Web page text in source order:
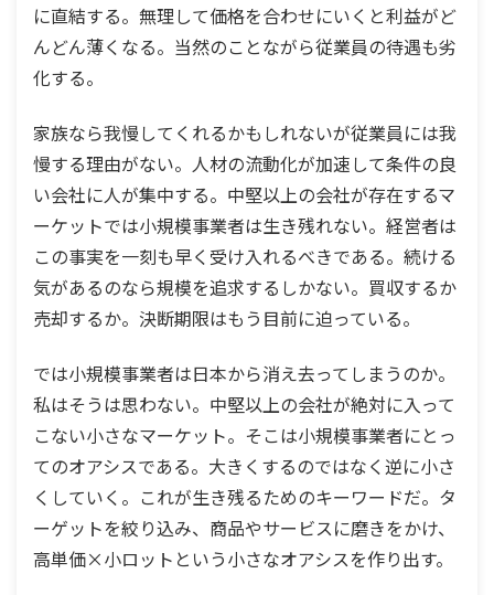
に直結する。無理して価格を合わせにいくと利益がど
んどん薄くなる。当然のことながら従業員の待遇も劣
化する。
家族なら我慢してくれるかもしれないが従業員には我
慢する理由がない。人材の流動化が加速して条件の良
い会社に人が集中する。中堅以上の会社が存在するマ
ーケットでは小規模事業者は生き残れない。経営者は
この事実を一刻も早く受け入れるべきである。続ける
気があるのなら規模を追求するしかない。買収するか
売却するか。決断期限はもう目前に迫っている。
では小規模事業者は日本から消え去ってしまうのか。
私はそうは思わない。中堅以上の会社が絶対に入って
こない小さなマーケット。そこは小規模事業者にとっ
てのオアシスである。大きくするのではなく逆に小さ
くしていく。これが生き残るためのキーワードだ。タ
ーゲットを絞り込み、商品やサービスに磨きをかけ、
高単価×小ロットという小さなオアシスを作り出す。